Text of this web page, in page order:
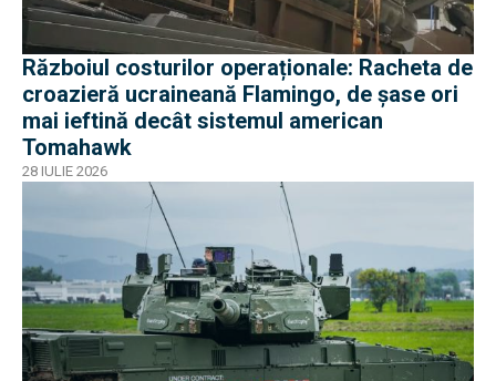
Războiul costurilor operaționale: Racheta de
croazieră ucraineană Flamingo, de șase ori
mai ieftină decât sistemul american
Tomahawk
28 IULIE 2026